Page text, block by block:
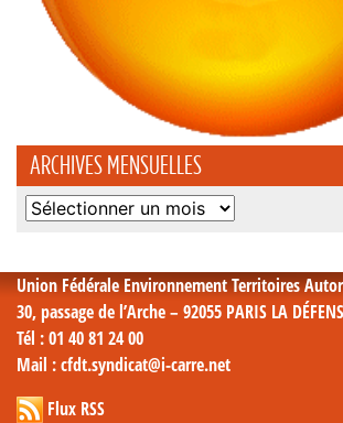
ARCHIVES MENSUELLES
Archives
Union Fédérale Environnement Territoires
30, passage de l’Arche – 92055 PARIS LA
Tél : 01 40 81 24 00
Mail : cfdt.syndicat@i-carre.net
Flux RSS